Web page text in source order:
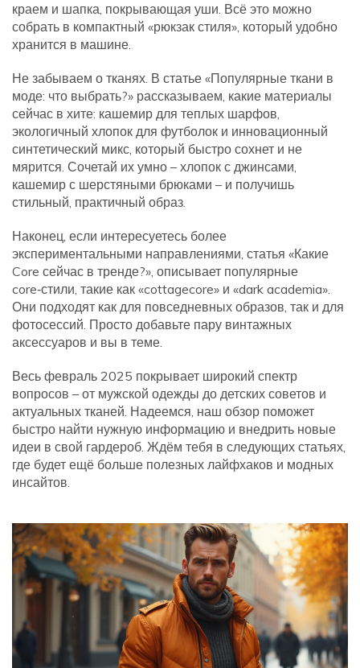
краем и шапка, покрывающая уши. Всё это можно
собрать в компактный «рюкзак стиля», который удобно
хранится в машине.
Не забываем о тканях. В статье «Популярные ткани в
моде: что выбрать?» рассказываем, какие материалы
сейчас в хите: кашемир для теплых шарфов,
экологичный хлопок для футболок и инновационный
синтетический микс, который быстро сохнет и не
мярится. Сочетай их умно – хлопок с джинсами,
кашемир с шерстяными брюками – и получишь
стильный, практичный образ.
Наконец, если интересуетесь более
экспериментальными направлениями, статья «Какие
Core сейчас в тренде?», описывает популярные
core‑стили, такие как «cottagecore» и «dark academia».
Они подходят как для повседневных образов, так и для
фотосессий. Просто добавьте пару винтажных
аксессуаров и вы в теме.
Весь февраль 2025 покрывает широкий спектр
вопросов – от мужской одежды до детских советов и
актуальных тканей. Надеемся, наш обзор поможет
быстро найти нужную информацию и внедрить новые
идеи в свой гардероб. Ждём тебя в следующих статьях,
где будет ещё больше полезных лайфхаков и модных
инсайтов.